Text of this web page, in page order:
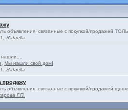
объявления, связанные с покупкой/продажей
Rafaella
Мы нашли свой дом!
Rafaella
продажу
объявления, связанные с покупкой/продажей
Г.П.